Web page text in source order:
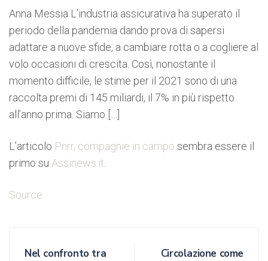
Anna Messia L’industria assicurativa ha superato il
periodo della pandemia dando prova di sapersi
adattare a nuove sfide, a cambiare rotta o a cogliere al
volo occasioni di crescita. Così, nonostante il
momento difficile, le stime per il 2021 sono di una
raccolta premi di 145 miliardi, il 7% in più rispetto
all’anno prima. Siamo […]
L’articolo Pnrr, compagnie in campo sembra essere il
primo su Assinews.it
Source
Nel confronto tra
Circolazione come